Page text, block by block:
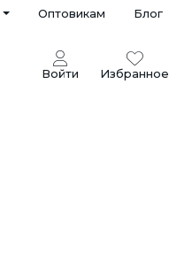
Оптовикам Блог
Войти Избранное